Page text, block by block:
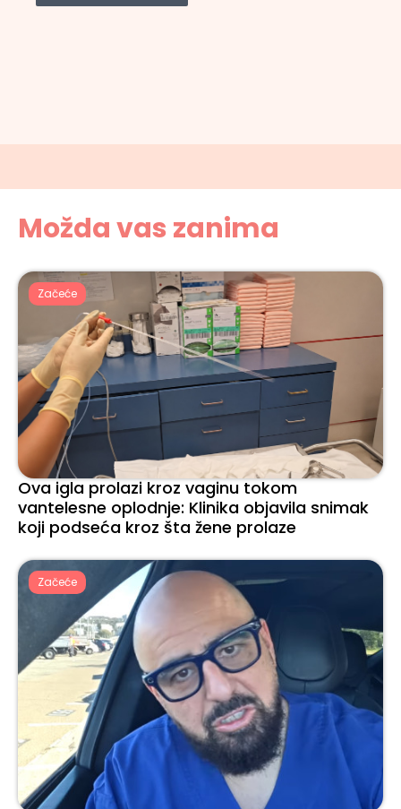
Možda vas zanima
Začeće
Ova igla prolazi kroz vaginu tokom
vantelesne oplodnje: Klinika objavila snimak
koji podseća kroz šta žene prolaze
Začeće